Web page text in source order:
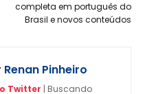
completa em português do
Brasil e novos conteúdos
Renan Pinheiro
Twitter | Buscando